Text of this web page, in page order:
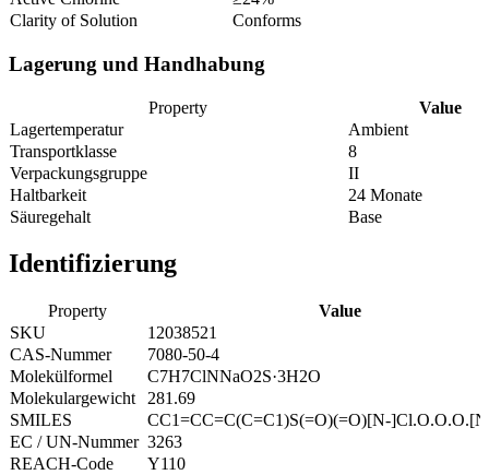
Clarity of Solution
Conforms
Lagerung und Handhabung
Property
Value
Lagertemperatur
Ambient
Transportklasse
8
Verpackungsgruppe
II
Haltbarkeit
24 Monate
Säuregehalt
Base
Identifizierung
Property
Value
SKU
12038521
CAS-Nummer
7080-50-4
Molekülformel
C7H7ClNNaO2S·3H2O
Molekulargewicht
281.69
SMILES
CC1=CC=C(C=C1)S(=O)(=O)[N-
EC / UN-Nummer 3263
REACH-Code
Y110